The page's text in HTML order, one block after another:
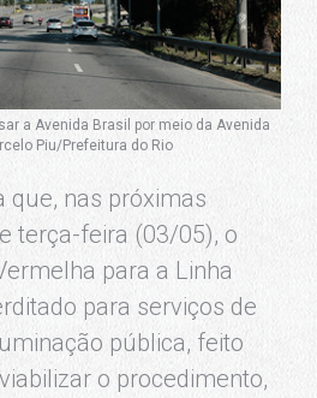
a Avenida Brasil por meio da Avenida
Piu/Prefeitura do Rio
que, nas próximas
terça-feira (03/05), o
para a Linha
para serviços de
pública, feito
o procedimento,